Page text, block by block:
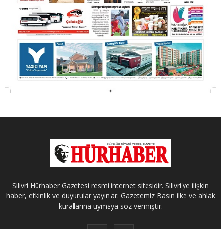
Silivri Hürhaber Gazetesi resmi internet sitesidir. Silivri'ye ilişkin
haber, etkinlik ve duyurular yayınlar. Gazetemiz Basın ilke ve ahlak
kurallarına uymaya söz vermiştir.